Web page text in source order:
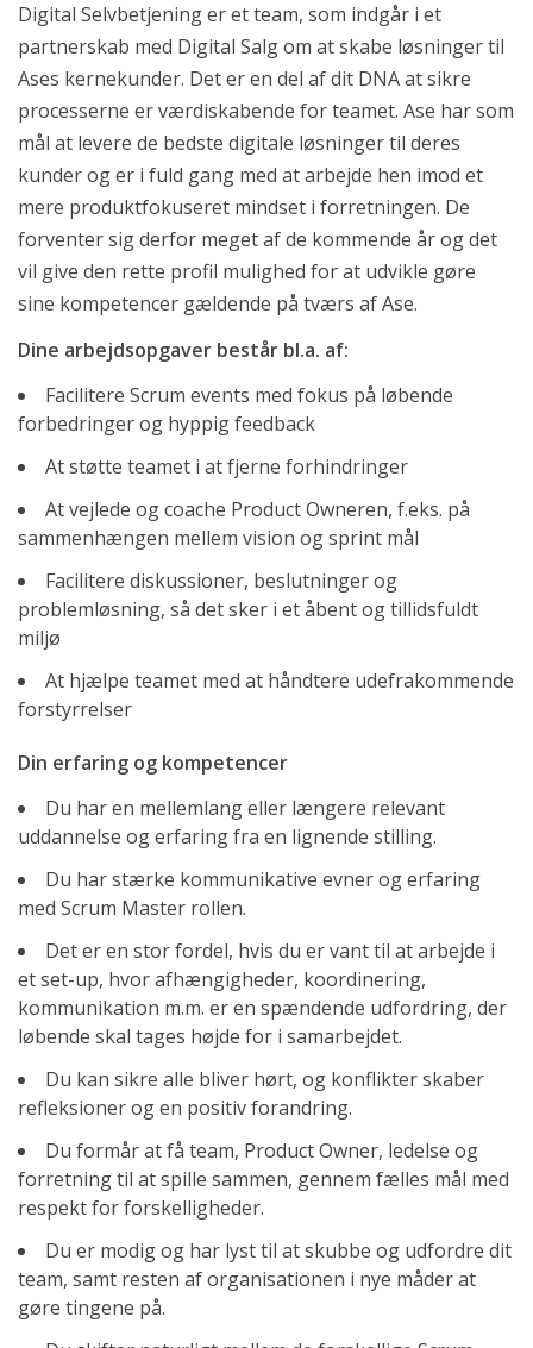
Digital Selvbetjening er et team, som indgår i et
partnerskab med Digital Salg om at skabe løsninger til
Ases kernekunder. Det er en del af dit DNA at sikre
processerne er værdiskabende for teamet. Ase har som
mål at levere de bedste digitale løsninger til deres
kunder og er i fuld gang med at arbejde hen imod et
mere produktfokuseret mindset i forretningen. De
forventer sig derfor meget af de kommende år og det
vil give den rette profil mulighed for at udvikle gøre
sine kompetencer gældende på tværs af Ase.
Dine arbejdsopgaver består bl.a. af:
Facilitere Scrum events med fokus på løbende
forbedringer og hyppig feedback
At støtte teamet i at fjerne forhindringer
At vejlede og coache Product Owneren, f.eks. på
sammenhængen mellem vision og sprint mål
Facilitere diskussioner, beslutninger og
problemløsning, så det sker i et åbent og tillidsfuldt
miljø
At hjælpe teamet med at håndtere udefrakommende
forstyrrelser
Din erfaring og kompetencer
Du har en mellemlang eller længere relevant
uddannelse og erfaring fra en lignende stilling.
Du har stærke kommunikative evner og erfaring
med Scrum Master rollen.
Det er en stor fordel, hvis du er vant til at arbejde i
et set-up, hvor afhængigheder, koordinering,
kommunikation m.m. er en spændende udfordring, der
løbende skal tages højde for i samarbejdet.
Du kan sikre alle bliver hørt, og konflikter skaber
refleksioner og en positiv forandring.
Du formår at få team, Product Owner, ledelse og
forretning til at spille sammen, gennem fælles mål med
respekt for forskelligheder.
Du er modig og har lyst til at skubbe og udfordre dit
team, samt resten af organisationen i nye måder at
gøre tingene på.